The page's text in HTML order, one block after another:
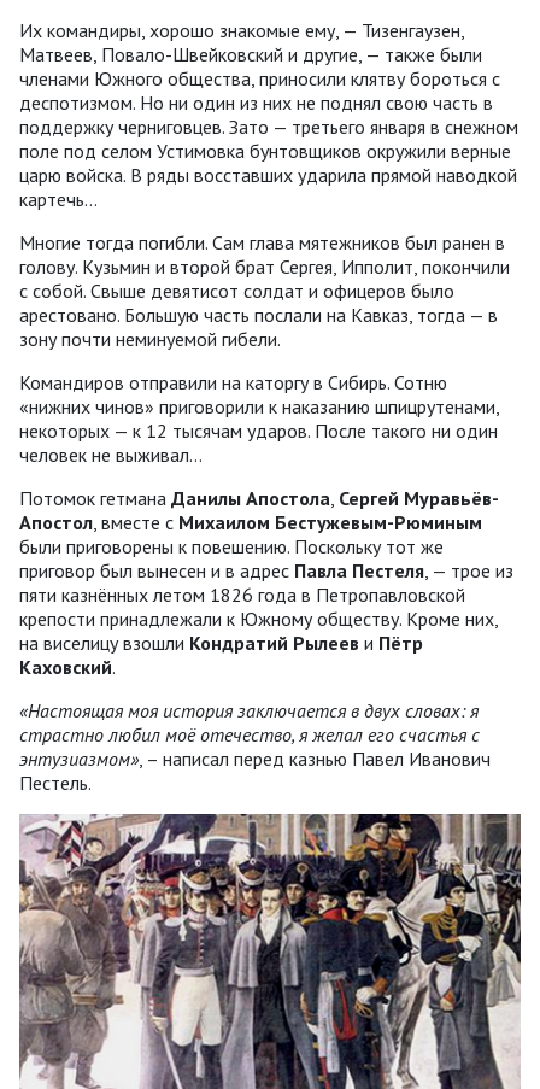
Их командиры, хорошо знакомые ему, — Тизенгаузен,
Матвеев, Повало-Швейковский и другие, — также были
членами Южного общества, приносили клятву бороться с
деспотизмом. Но ни один из них не поднял свою часть в
поддержку черниговцев. Зато — третьего января в снежном
поле под селом Устимовка бунтовщиков окружили верные
царю войска. В ряды восставших ударила прямой наводкой
картечь…
Многие тогда погибли. Сам глава мятежников был ранен в
голову. Кузьмин и второй брат Сергея, Ипполит, покончили
с собой. Свыше девятисот солдат и офицеров было
арестовано. Большую часть послали на Кавказ, тогда — в
зону почти неминуемой гибели.
Командиров отправили на каторгу в Сибирь. Сотню
«нижних чинов» приговорили к наказанию шпицрутенами,
некоторых — к 12 тысячам ударов. После такого ни один
человек не выживал…
Потомок гетмана Данилы Апостола Сергей Муравьёв-
Апостол , вместе с Михаилом Бестужевым-Рюминым
были приговорены к повешению. Поскольку тот же
приговор был вынесен и в адрес Павла Пестеля , — трое из
пяти казнённых летом 1826 года в Петропавловской
крепости принадлежали к Южному обществу. Кроме них,
на виселицу взошли Кондратий Рылеев и Пётр
Каховский.
«Настоящая моя история заключается в двух словах: я
страстно любил моё отечество, я желал его счастья с
энтузиазмом» , – написал перед казнью Павел Иванович
Пестель.